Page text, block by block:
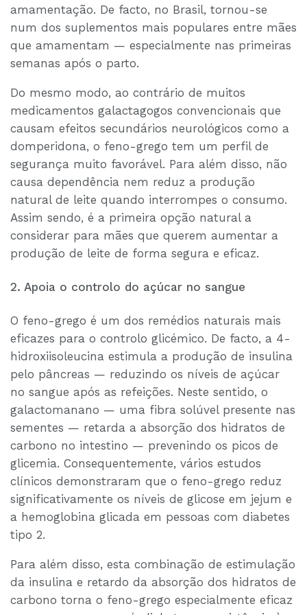
amamentação. De facto, no Brasil, tornou-se
num dos suplementos mais populares entre mães
que amamentam — especialmente nas primeiras
semanas após o parto.
Do mesmo modo, ao contrário de muitos
medicamentos galactagogos convencionais que
causam efeitos secundários neurológicos como a
domperidona, o feno-grego tem um perfil de
segurança muito favorável. Para além disso, não
causa dependência nem reduz a produção
natural de leite quando interrompes o consumo.
Assim sendo, é a primeira opção natural a
considerar para mães que querem aumentar a
produção de leite de forma segura e eficaz.
2. Apoia o controlo do açúcar no sangue
O feno-grego é um dos remédios naturais mais
eficazes para o controlo glicémico. De facto, a 4-
hidroxiisoleucina estimula a produção de insulina
pelo pâncreas — reduzindo os níveis de açúcar
no sangue após as refeições. Neste sentido, o
galactomanano — uma fibra solúvel presente nas
sementes — retarda a absorção dos hidratos de
carbono no intestino — prevenindo os picos de
glicemia. Consequentemente, vários estudos
clínicos demonstraram que o feno-grego reduz
significativamente os níveis de glicose em jejum e
a hemoglobina glicada em pessoas com diabetes
tipo 2.
Para além disso, esta combinação de estimulação
da insulina e retardo da absorção dos hidratos de
carbono torna o feno-grego especialmente eficaz